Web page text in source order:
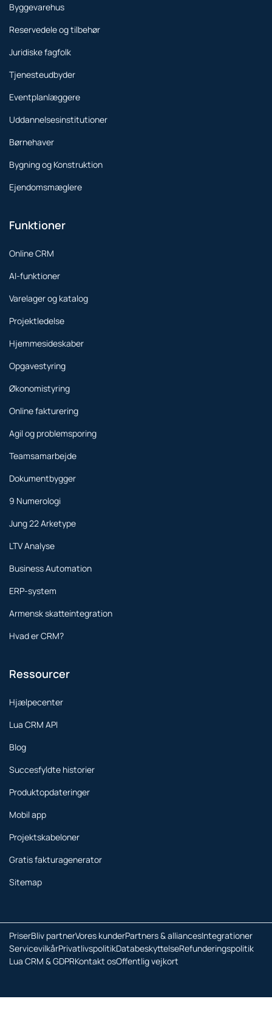
Byggevarehus
Reservedele og tilbehør
Juridiske fagfolk
Tjenesteudbyder
Eventplanlæggere
Uddannelsesinstitutioner
Børnehaver
Bygning og Konstruktion
Ejendomsmæglere
Funktioner
Online CRM
AI-funktioner
Varelager og katalog
Projektledelse
Hjemmesideskaber
Opgavestyring
Økonomistyring
Online fakturering
Agil og problemsporing
Teamsamarbejde
Dokumentbygger
9 Numerologi
Jung 22 Arketype
LTV Analyse
Business Automation
ERP-system
Armensk skatteintegration
Hvad er CRM?
Ressourcer
Hjælpecenter
Lua CRM API
Blog
Succesfyldte historier
Produktopdateringer
Mobil app
Projektskabeloner
Gratis fakturagenerator
Sitemap
PriserBliv partnerVores kunderPartners & alliancesIntegrationer
ServicevilkårPrivatlivspolitikDatabeskyttelseRefunderingspolitik
Lua CRM & GDPRKontakt osOffentlig vejkort